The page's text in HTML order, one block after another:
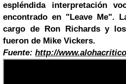
espléndida interpretación
encontrado en "Leave Me".
cargo de Ron Richards y
fueron de Mike Vickers.
Fuente: http://